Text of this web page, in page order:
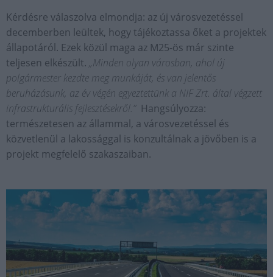
Kérdésre válaszolva elmondja: az új városvezetéssel
decemberben leültek, hogy tájékoztassa őket a projektek
állapotáról. Ezek közül maga az M25-ös már szinte
teljesen elkészült. „Minden olyan városban, ahol új
polgármester kezdte meg munkáját, és van jelentős
beruházásunk, az év végén egyeztettünk a NIF Zrt. által végzett
infrastrukturális fejlesztésekről.”Hangsúlyozza:
természetesen az állammal, a városvezetéssel és
közvetlenül a lakossággal is konzultálnak a jövőben is a
projekt megfelelő szakaszaiban.